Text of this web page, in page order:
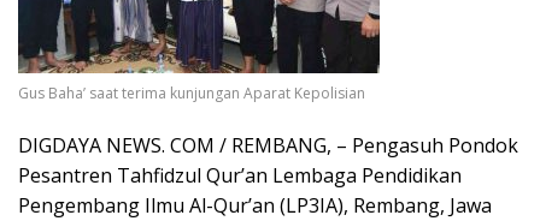
Gus Baha’ saat terima kunjungan Aparat Kepolisian
DIGDAYA NEWS. COM / REMBANG, – Pengasuh Pondok
Pesantren Tahfidzul Qur’an Lembaga Pendidikan
Pengembang Ilmu Al-Qur’an (LP3IA), Rembang, Jawa